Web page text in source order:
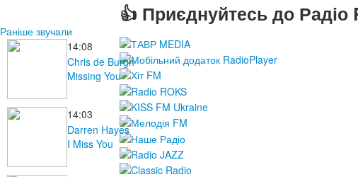
Раніше звучали
14:08
Chris de Burgh
Missing You
14:03
Darren Hayes
I Miss You
👍 Приєднуйтесь до Радіо